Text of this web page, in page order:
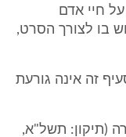
חיי אדם
בו לצורך הסרט,
זה אינה גורעת
(תיקון: תשל"א,